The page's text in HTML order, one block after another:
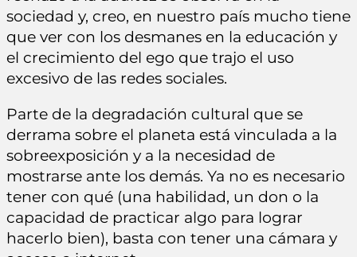
sociedad y, creo, en nuestro país mucho tiene
que ver con los desmanes en la educación y
el crecimiento del ego que trajo el uso
excesivo de las redes sociales.
Parte de la degradación cultural que se
derrama sobre el planeta está vinculada a la
sobreexposición y a la necesidad de
mostrarse ante los demás. Ya no es necesario
tener con qué (una habilidad, un don o la
capacidad de practicar algo para lograr
hacerlo bien), basta con tener una cámara y